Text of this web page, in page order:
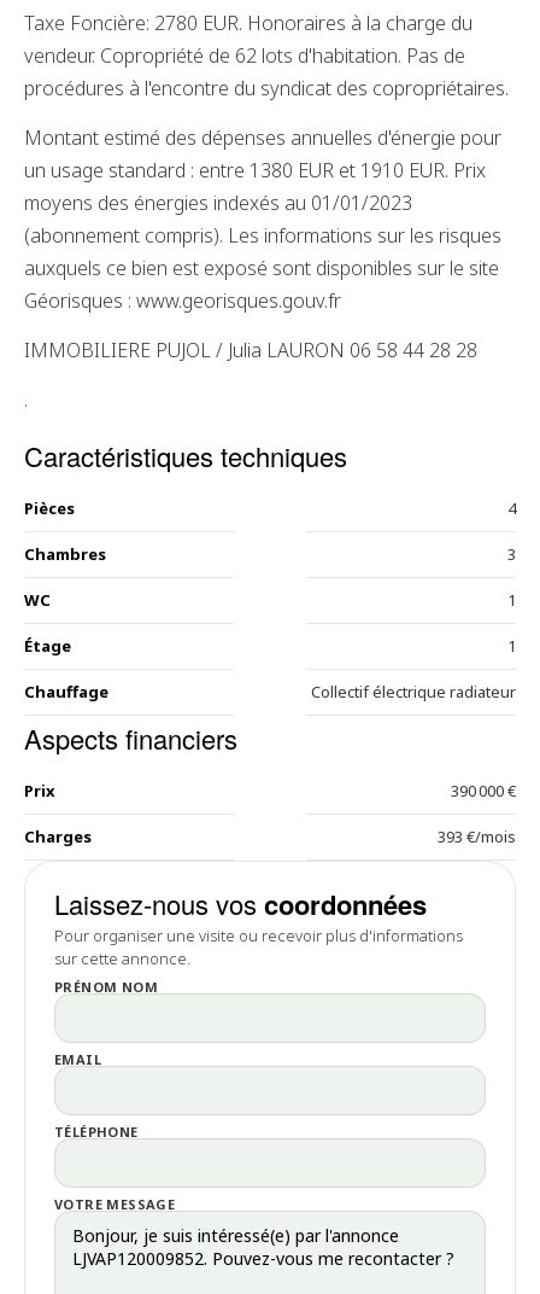
Laissez-nous vos coordonnées
Pour organiser une visite ou recevoir plus d'informations
sur cette annonce.
PRÉNOM NOM
EMAIL
TÉLÉPHONE
VOTRE MESSAGE
Taxe Foncière: 2780 EUR. Honoraires à la charge du
vendeur. Copropriété de 62 lots d'habitation. Pas de
procédures à l'encontre du syndicat des copropriétaires.
Montant estimé des dépenses annuelles d'énergie pour
un usage standard : entre 1380 EUR et 1910 EUR. Prix
moyens des énergies indexés au 01/01/2023
(abonnement compris). Les informations sur les risques
auxquels ce bien est exposé sont disponibles sur le site
Géorisques : www.georisques.gouv.fr
IMMOBILIERE PUJOL / Julia LAURON 06 58 44 28 28
.
Caractéristiques techniques
Pièces 4
Chambres 3
WC 1
Étage 1
Chauffage Collectif électrique radiateur
Aspects financiers
Prix 390 000 €
Charges 393 €/mois